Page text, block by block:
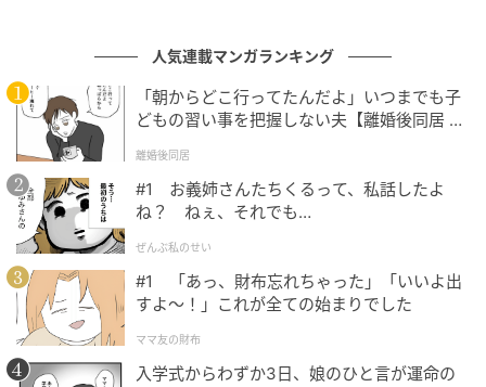
評価につながっていることが分かります。
エピソードを知るとより好きになるかも
数多くの共演者が口をそろえて感じがいいと称える
嵐。その裏には、芸能界という特殊な環境でも奢ら
ず、周囲への気配りを忘れない姿勢があります。アイ
ドルとしてのパフォーマンスだけでなく、人としての
あり方まで支持される理由がここにあるのかもしれま
せん。
人気連載マンガランキング
「朝からどこ行ってたんだよ」いつまでも子
どもの習い事を把握しない夫【離婚後同居 Vo
離婚後同居
#1 お義姉さんたちくるって、私話したよ
ね？ ねぇ、それでも…
ぜんぶ私のせい
#1 「あっ、財布忘れちゃった」「いいよ出
すよ〜！」これが全ての始まりでした
ママ友の財布
入学式からわずか3日、娘のひと言が運命の